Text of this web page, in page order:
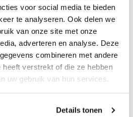
voor social media te bieden
te analyseren. Ook delen we
van onze site met onze
adverteren en analyse. Deze
combineren met andere
heeft verstrekt of die ze hebben
uw gebruik van hun services.
Details tonen